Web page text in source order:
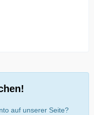
auf unserer Seite?